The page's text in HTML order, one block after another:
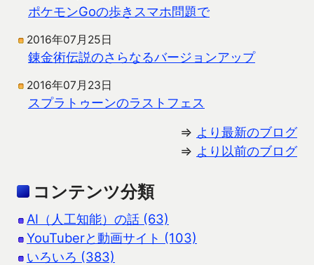
ポケモンGoの歩きスマホ問題で
2016年07月25日
錬金術伝説のさらなるバージョンアップ
2016年07月23日
スプラトゥーンのラストフェス
⇒ より最新のブログ
⇒ より以前のブログ
コンテンツ分類
AI（人工知能）の話 (63)
YouTuberと動画サイト (103)
いろいろ (383)